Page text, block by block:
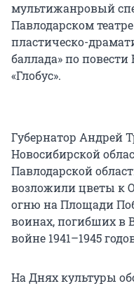
мультижанровый
Павлодарском
пластическо-
баллада» по
«Глобус».
Губернатор Андрей
Новосибирской
Павлодарской
возложили цветы к
огню на Площади
воинах, погибших в
войне 1941–1945
На Днях культуры